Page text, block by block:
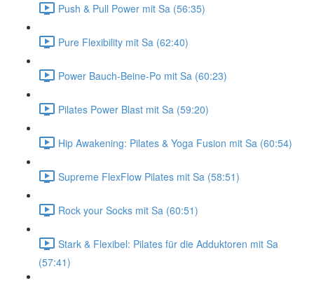
Push & Pull Power mit Sa (56:35)
Pure Flexibility mit Sa (62:40)
Power Bauch-Beine-Po mit Sa (60:23)
Pilates Power Blast mit Sa (59:20)
Hip Awakening: Pilates & Yoga Fusion mit Sa (60:54)
Supreme FlexFlow Pilates mit Sa (58:51)
Rock your Socks mit Sa (60:51)
Stark & Flexibel: Pilates für die Adduktoren mit Sa
(57:41)